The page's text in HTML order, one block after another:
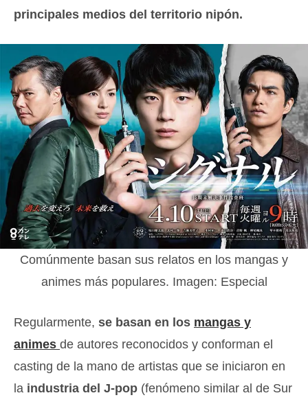
principales medios del territorio nipón.
Comúnmente basan sus relatos en los mangas y
animes más populares. Imagen: Especial
Regularmente, se basan en los mangas y
animes de autores reconocidos y conforman el
casting de la mano de artistas que se iniciaron en
la industria del J-pop (fenómeno similar al de Sur